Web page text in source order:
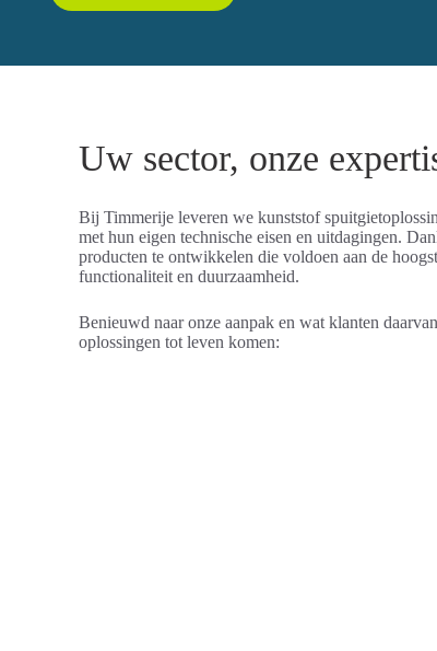
Uw sector, onze
Bij Timmerije leveren we kunststof
met hun eigen technische eisen en uitdagingen.
producten te ontwikkelen die voldoen aan de
functionaliteit en duurzaamheid.
Benieuwd naar onze aanpak en wat klanten
oplossingen tot leven komen: